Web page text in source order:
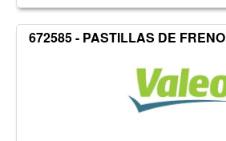
672585 - PASTILLAS DE FRENO